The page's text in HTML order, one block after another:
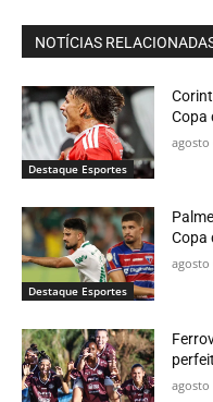
NOTÍCIAS
Destaque Esportes
Copa
agosto
Destaque Esportes
Copa
agosto
agosto